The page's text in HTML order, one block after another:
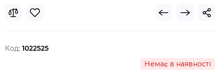
Код: 1022525
Немає в наявності